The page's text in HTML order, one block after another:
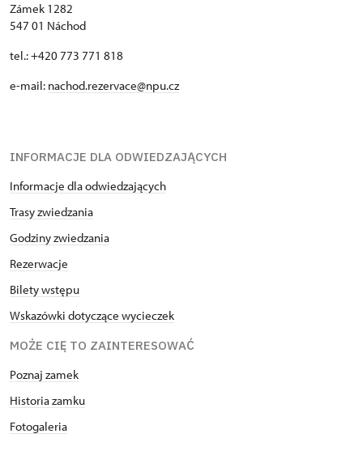
Zámek 1282
547 01 Náchod
tel.: +420 773 771 818
e-mail: nachod.rezervace@npu.cz
INFORMACJE DLA ODWIEDZAJĄCYCH
Informacje dla odwiedzających
Trasy zwiedzania
Godziny zwiedzania
Rezerwacje
Bilety wstępu
Wskazówki dotyczące wycieczek
MOŻE CIĘ TO ZAINTERESOWAĆ
Poznaj zamek
Historia zamku
Fotogaleria